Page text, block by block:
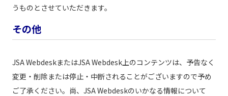
うものとさせていただきます。
その他
JSA WebdeskまたはJSA Webdesk上のコンテンツは、予告なく
変更・削除または停止・中断されることがございますので予め
ご了承ください。尚、JSA Webdeskのいかなる情報について